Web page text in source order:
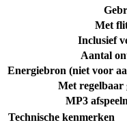
Met
Inclusief
Aantal
Energiebron (niet voor
Met regelbaar
MP3
Technische kenmerken